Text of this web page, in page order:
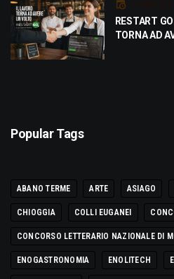
Luglio
RESTART
TORNA AD
Popular Tags
ABANO TERME ARTE ASIAGO
CHIOGGIA COLLI EUGANEI
CONCORSO LETTERARIO NAZIONALE DI
ENOGASTRONOMIA ENOLITECH